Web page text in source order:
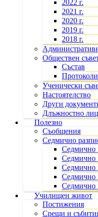
2022 г.
2021 г.
2020 г.
2019 г.
2018 г.
Обществен
Състав
Ученически
Настоятелство
Други
Длъжностно
Полезно
Съобщения
Седмично
Седмично
Седмично
Седмично
Седмично
Седмично
Училищен живот
Постижения
Срещи и